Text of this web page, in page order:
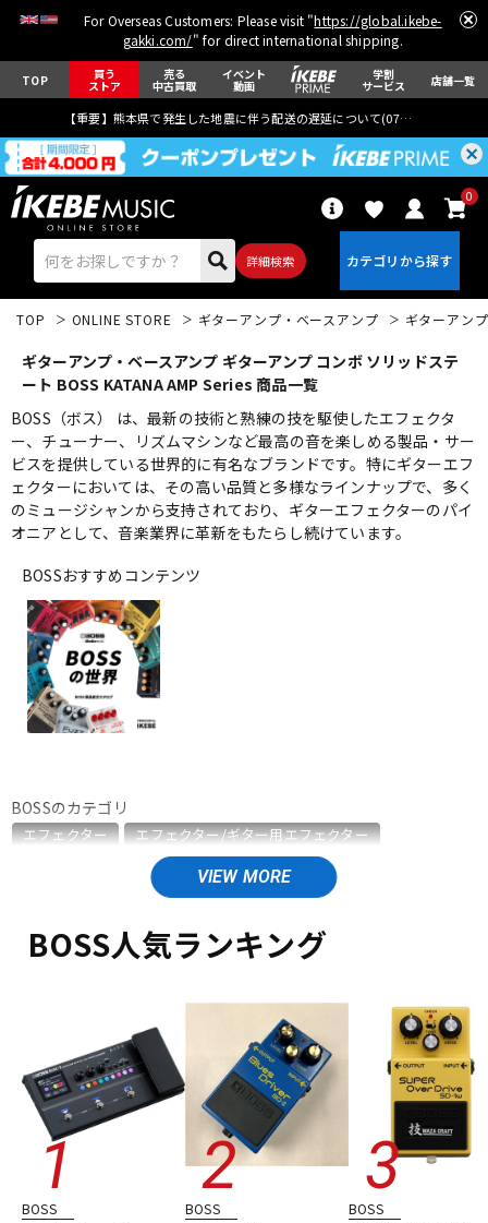
For Overseas Customers: Please visit "https://global.ikebe-
gakki.com/" for direct international shipping.
TOP 買う
ストア
売る
中古買取
イベント
動画
学割
サービス 店舗一覧
【重要】熊本県で発生した地震に伴う配送の遅延について(07月29日
詳細検索
0
エレキギター アコギ/エレアコ
ベース ウクレレ
ドラム
キーボード
アンプ エフェクター
配信/ライブ機器 楽器アクセサリ
ヴィンテージ
TOP ONLINE STORE ギターアンプ・ベースアンプ ギターアンプ
ギターアンプ・ベースアンプ ギターアンプ コンボ ソリッドステ
ート BOSS KATANA AMP Series 商品一覧
BOSS（ボス） は、最新の技術と熟練の技を駆使したエフェクタ
ー、チューナー、リズムマシンなど最高の音を楽しめる製品・サー
ビスを提供している世界的に有名なブランドです。特にギターエフ
ェクターにおいては、その高い品質と多様なラインナップで、多く
のミュージシャンから支持されており、ギターエフェクターのパイ
オニアとして、音楽業界に革新をもたらし続けています。
BOSSおすすめコンテンツ
BOSSのカテゴリ
エフェクター
エフェクター/ギター用エフェクター
エフェクター/ベース用エフェクター
エフェクター/エレアコ用エフェクター
エフェクター/ラインセレクター・フットスイッチ
エフェクター/ワイヤレスシステム
エフェクター/電源周辺機器
ギターアンプ・ベースアンプ
DTM
レコーディング
配信機器・ライブ機器
楽器アクセサリ
ユーズド
ヴィンテージ ALL
BOSS人気ランキング
BOSS BOSS BOSS